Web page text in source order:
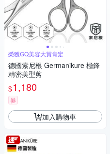
榮獲GQ美容大賞肯定
德國索尼根 Germanikure 極鋒
精密美型剪
$1,180
券
加入購物車